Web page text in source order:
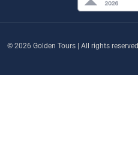
© 2026 Golden Tours | All rights reserved